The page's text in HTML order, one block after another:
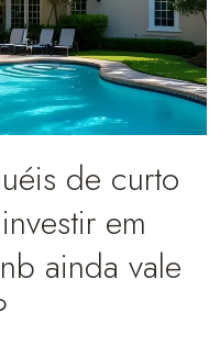
de curto
em
ainda vale